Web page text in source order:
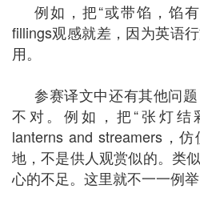
例如，把“或带馅，馅
fillings观感就差，因为英语
用。
参赛译文中还有其他问
不对。例如，把“张灯结
lanterns and streamers，
地，不是供人观赏似的。类
心的不足。这里就不一一例举